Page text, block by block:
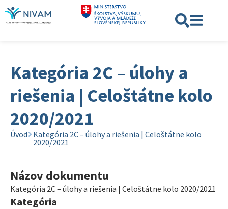
Kategória 2C – úlohy a
riešenia | Celoštátne kolo
2020/2021
Úvod
Kategória 2C – úlohy a riešenia | Celoštátne kolo
2020/2021
Názov dokumentu
Kategória 2C – úlohy a riešenia | Celoštátne kolo 2020/2021
Kategória